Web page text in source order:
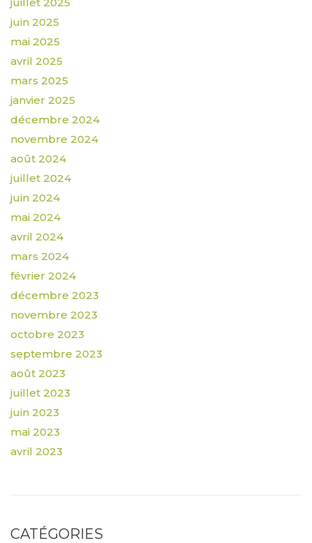
juin 2025
mai 2025
avril 2025
mars 2025
janvier 2025
décembre 2024
novembre 2024
août 2024
juillet 2024
juin 2024
mai 2024
avril 2024
mars 2024
février 2024
décembre 2023
novembre 2023
octobre 2023
septembre 2023
août 2023
juillet 2023
juin 2023
mai 2023
avril 2023
CATÉGORIES